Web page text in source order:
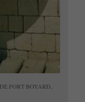
FORT BOYARD,